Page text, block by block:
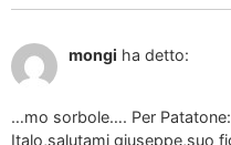
mongi ha detto:
…mo sorbole…. Per
Italo,salutami giuseppe,suo